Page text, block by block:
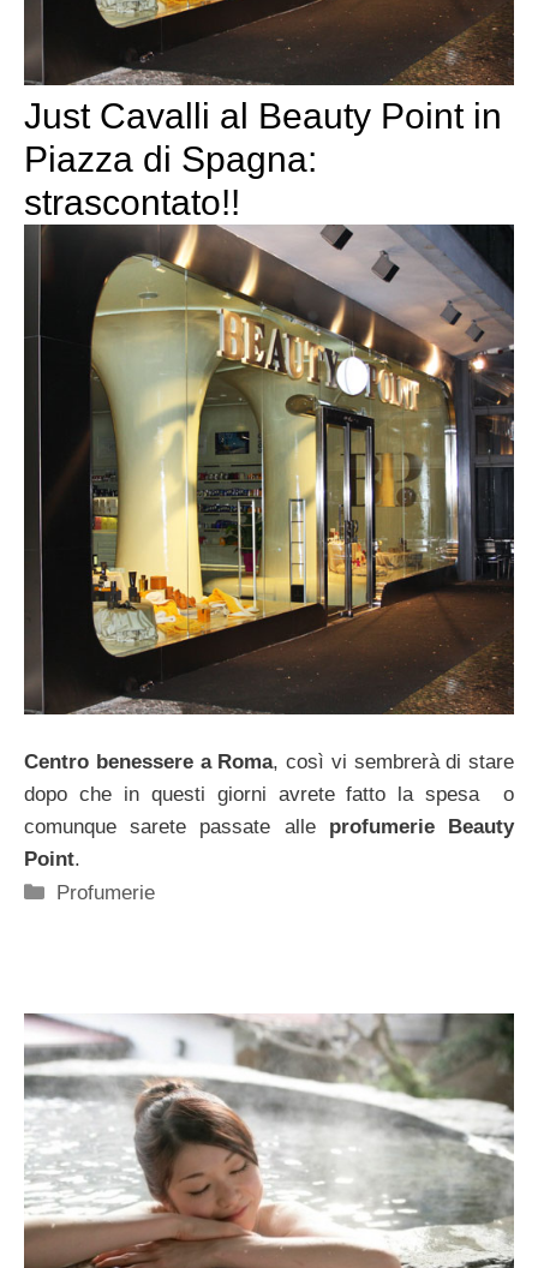
Just Cavalli al Beauty Point in
Piazza di Spagna:
strascontato!!
Centro benessere a Roma, così vi sembrerà di stare
dopo che in questi giorni avrete fatto la spesa o
comunque sarete passate alle profumerie Beauty
Point.
Categorie
Profumerie